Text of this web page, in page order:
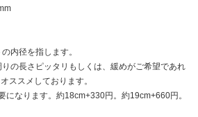
内径を指します。
の長さピッタリもしくは、緩めがご希望であれ
ススメしております。
になります。約18cm+330円。約19cm+660円。